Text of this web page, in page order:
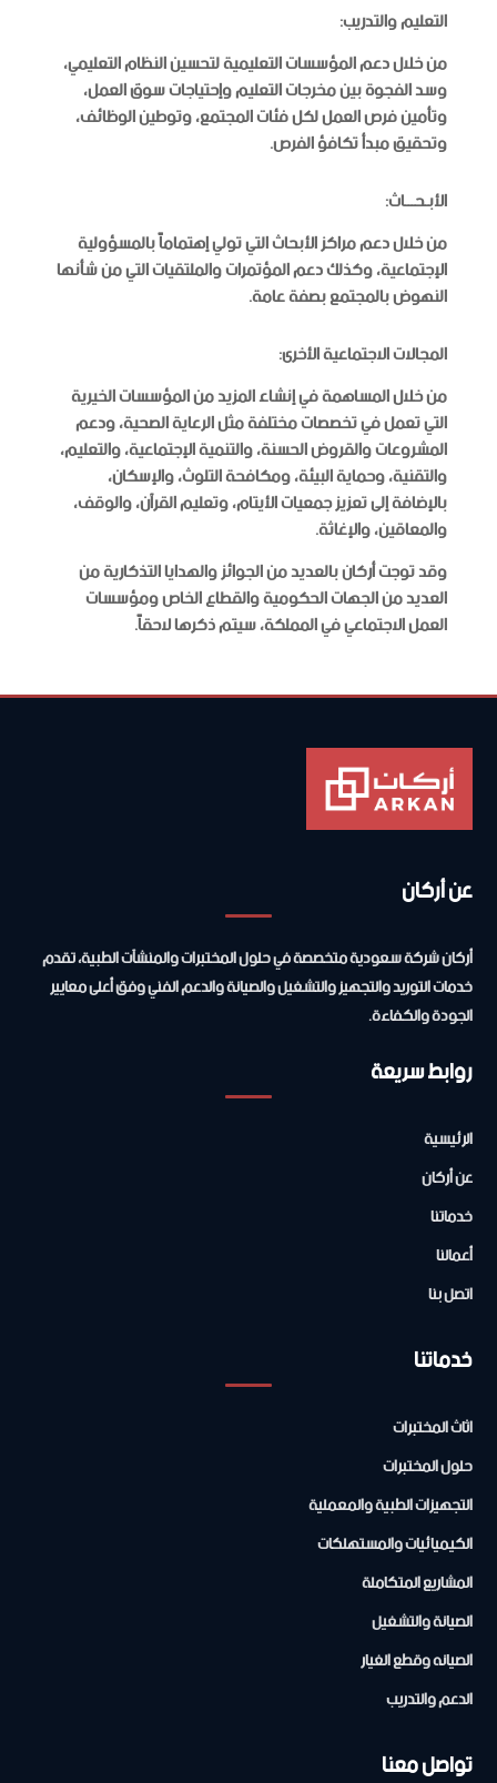
التعليم والتدريب:
من خلال دعم المؤسسات التعليمية لتحسين النظام التعليمي،
وسد الفجوة بين مخرجات التعليم وإحتياجات سوق العمل،
وتأمين فرص العمل لكل فئات المجتمع، وتوطين الوظائف،
وتحقيق مبدأ تكافؤ الفرص.
الأبـحـــاث:
من خلال دعم مراكز الأبحاث التي تولي إهتماماً بالمسؤولية
الإجتماعية، وكذلك دعم المؤتمرات والملتقيات التي من شأنها
النهوض بالمجتمع بصفة عامة.
المجالات الاجتماعية الأخرى:
من خلال المساهمة في إنشاء المزيد من المؤسسات الخيرية
التي تعمل في تخصصات مختلفة مثل الرعاية الصحية، ودعم
المشروعات والقروض الحسنة، والتنمية الإجتماعية، والتعليم،
والتقنية، وحماية البيئة، ومكافحة التلوث، والإسكان،
بالإضافة إلى تعزيز جمعيات الأيتام، وتعليم القرآن، والوقف،
والمعاقين، والإغاثة.
وقد توجت أركان بالعديد من الجوائز والهدايا التذكارية من
العديد من الجهات الحكومية والقطاع الخاص ومؤسسات
العمل الاجتماعي في المملكة، سيتم ذكرها لاحقاً.
عن أركان
أركان شركة سعودية متخصصة في حلول المختبرات والمنشآت الطبية، تقدم
خدمات التوريد والتجهيز والتشغيل والصيانة والدعم الفني وفق أعلى معايير
الجودة والكفاءة.
روابط سريعة
الرئيسية
عن أركان
خدماتنا
أعمالنا
اتصل بنا
خدماتنا
اثاث المختبرات
حلول المختبرات
التجهيزات الطبية والمعملية
الكيميائيات والمستهلكات
المشاريع المتكاملة
الصيانة والتشغيل
الصيانه وقطع الغيار
الدعم والتدريب
تواصل معنا